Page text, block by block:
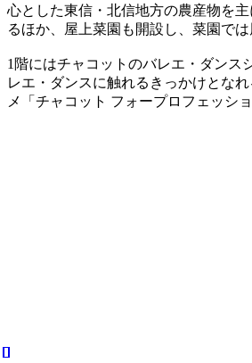
心とした東信・北信地方の農産物を
るほか、屋上菜園も開設し、菜園で
1階にはチャコットのバレエ・ダン
レエ・ダンスに触れるきっかけとな
メ「チャコット フォープロフェッシ